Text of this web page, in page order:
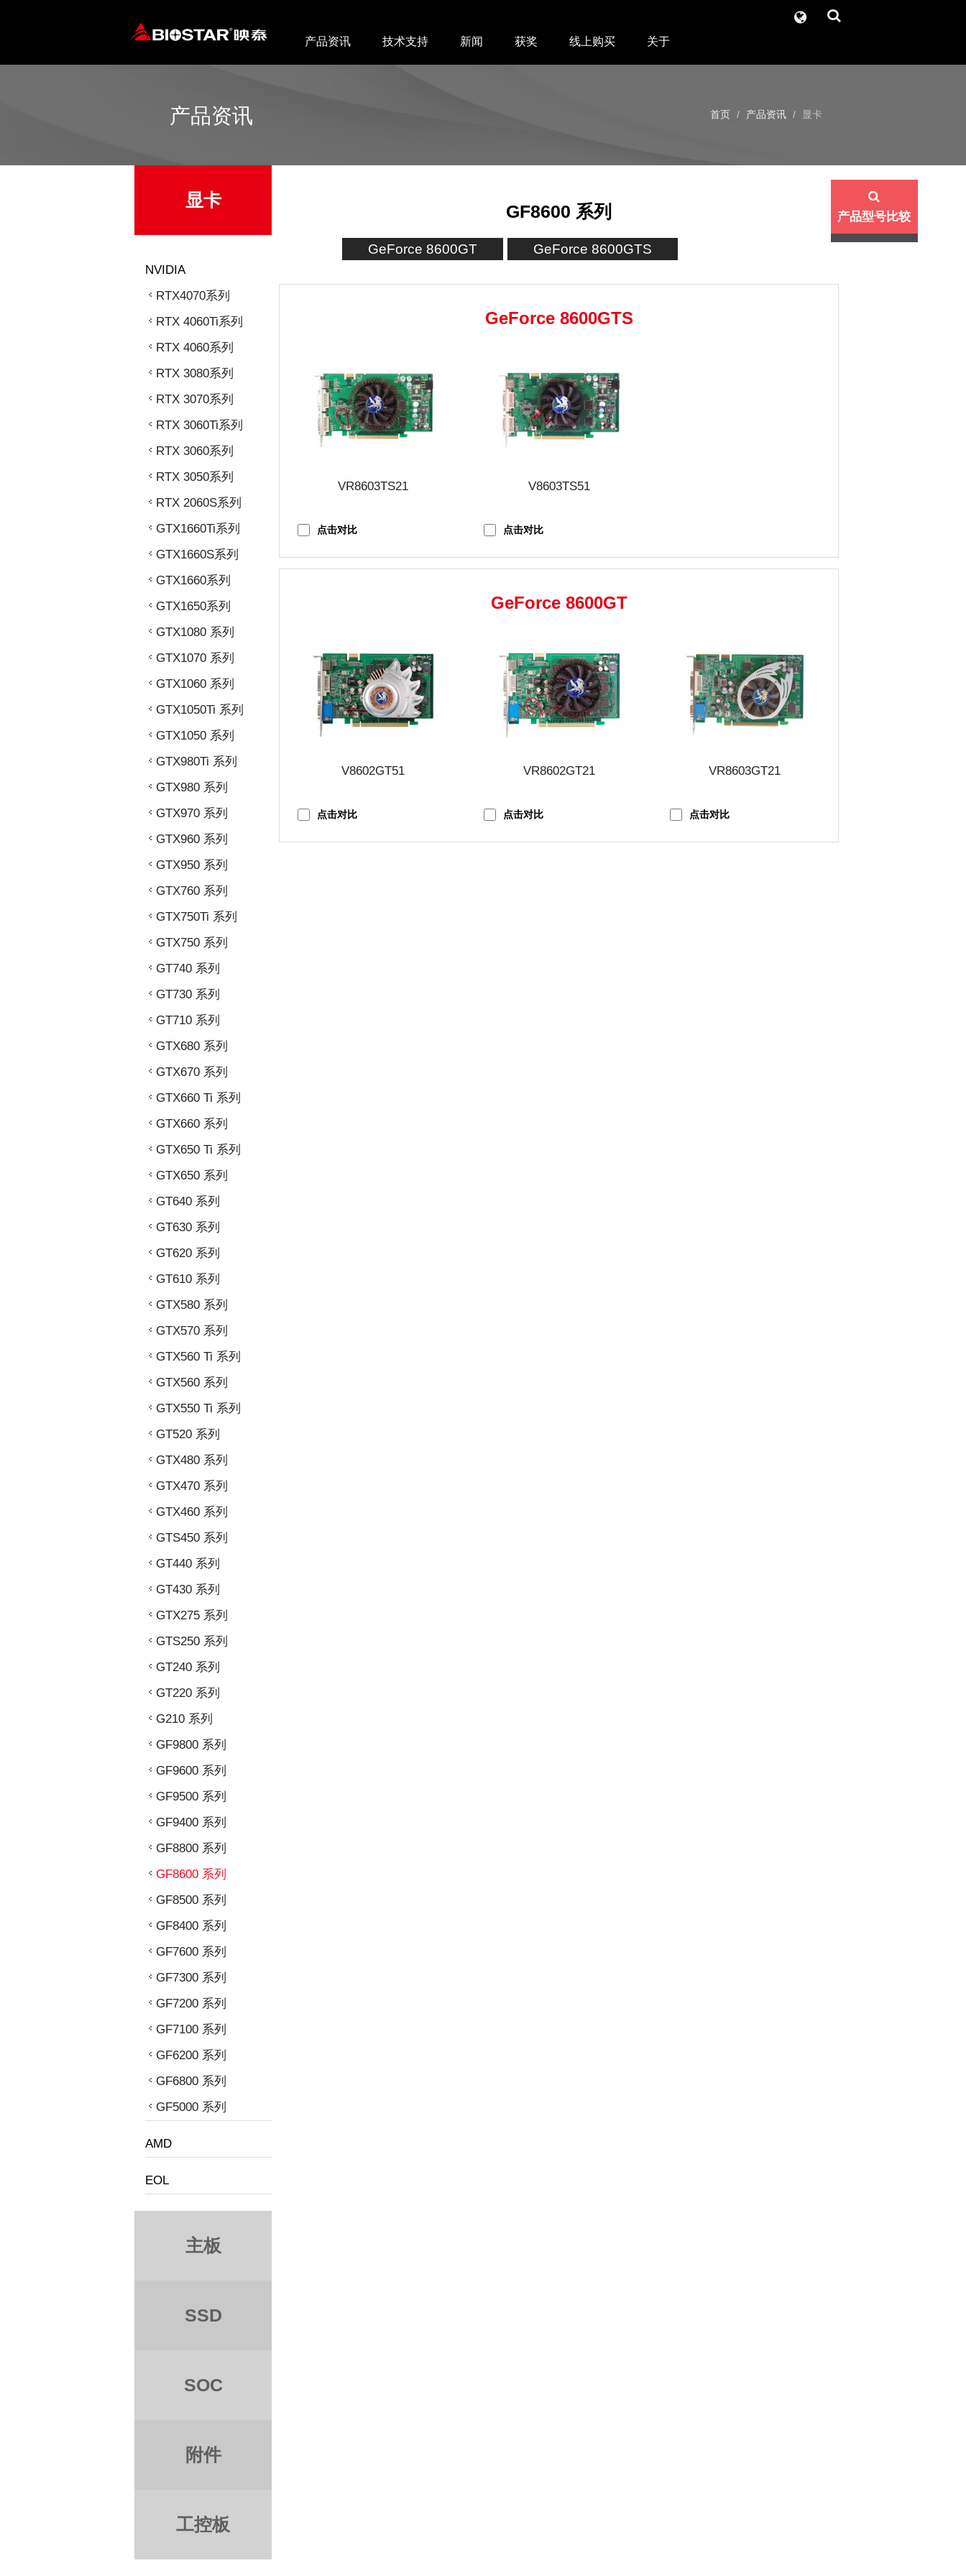
产品资讯 技术支持 新闻 获奖 线上购买 关于
产品资讯 首页 产品资讯 显卡
显卡
NVIDIA
RTX4070系列
RTX 4060Ti系列
RTX 4060系列
RTX 3080系列
RTX 3070系列
RTX 3060Ti系列
RTX 3060系列
RTX 3050系列
RTX 2060S系列
GTX1660Ti系列
GTX1660S系列
GTX1660系列
GTX1650系列
GTX1080 系列
GTX1070 系列
GTX1060 系列
GTX1050Ti 系列
GTX1050 系列
GTX980Ti 系列
GTX980 系列
GTX970 系列
GTX960 系列
GTX950 系列
GTX760 系列
GTX750Ti 系列
GTX750 系列
GT740 系列
GT730 系列
GT710 系列
GTX680 系列
GTX670 系列
GTX660 Ti 系列
GTX660 系列
GTX650 Ti 系列
GTX650 系列
GT640 系列
GT630 系列
GT620 系列
GT610 系列
GTX580 系列
GTX570 系列
GTX560 Ti 系列
GTX560 系列
GTX550 Ti 系列
GT520 系列
GTX480 系列
GTX470 系列
GTX460 系列
GTS450 系列
GT440 系列
GT430 系列
GTX275 系列
GTS250 系列
GT240 系列
GT220 系列
G210 系列
GF9800 系列
GF9600 系列
GF9500 系列
GF9400 系列
GF8800 系列
GF8600 系列
GF8500 系列
GF8400 系列
GF7600 系列
GF7300 系列
GF7200 系列
GF7100 系列
GF6200 系列
GF6800 系列
GF5000 系列
AMD
EOL
主板
SSD
SOC
附件
工控板
产品型号比较
GF8600 系列
GeForce 8600GT GeForce 8600GTS
GeForce 8600GTS
VR8603TS21
点击对比
V8603TS51
点击对比
GeForce 8600GT
V8602GT51
点击对比
VR8602GT21
点击对比
VR8603GT21
点击对比